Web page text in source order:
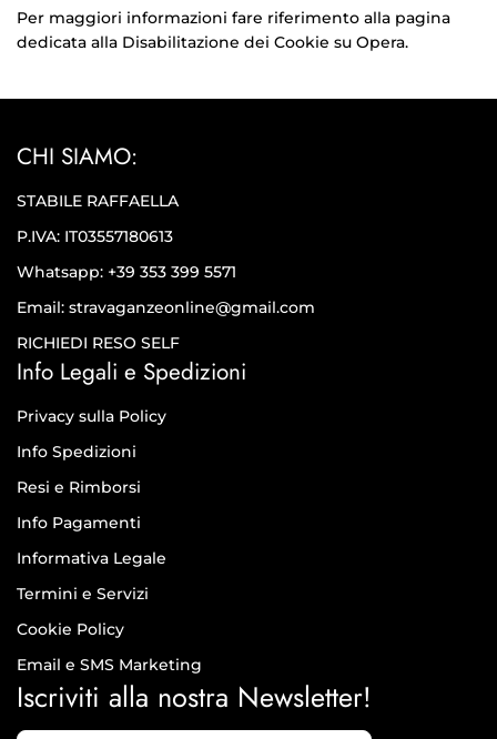
Per maggiori informazioni fare riferimento alla pagina
dedicata alla Disabilitazione dei Cookie su Opera.
CHI SIAMO:
STABILE RAFFAELLA
P.IVA: IT03557180613
Whatsapp: +39 353 399 5571
Email: stravaganzeonline@gmail.com
RICHIEDI RESO SELF
Info Legali e Spedizioni
Privacy sulla Policy
Info Spedizioni
Resi e Rimborsi
Info Pagamenti
Informativa Legale
Termini e Servizi
Cookie Policy
Email e SMS Marketing
Iscriviti alla nostra Newsletter!